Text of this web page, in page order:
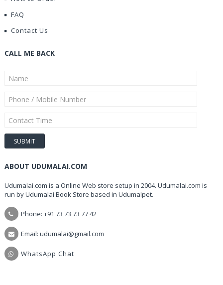
FAQ
Contact Us
CALL ME BACK
ABOUT UDUMALAI.COM
Udumalai.com is a Online Web store setup in 2004. Udumalai.com is
run by Udumalai Book Store based in Udumalpet.
Phone: +91 73 73 73 77 42
Email: udumalai@gmail.com
WhatsApp Chat